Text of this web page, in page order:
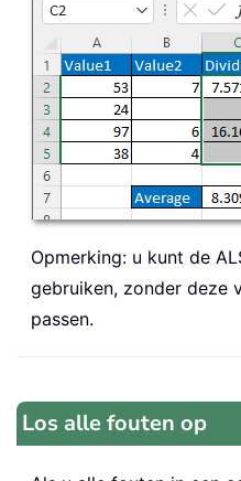
Opmerking: u kunt de
gebruiken, zonder deze
passen.
Los alle fouten op